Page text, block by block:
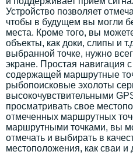
Устройство позволяет
чтобы в будущем вы могли
места. Кроме того, вы
объекты, как доки, слипы и
выбранной точке, нужно
экране. Простая навигация
содержащей маршрутные
рыбопоисковые эхолоты
высокочувствительными
просматривать свое
отмеченных маршрутных
маршрутными точками, вы
отмечать и выбирать в
местоположения, как сваи и